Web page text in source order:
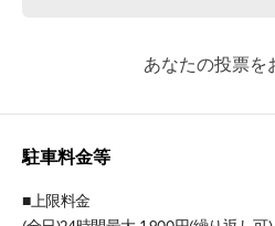
あなたの投票を
駐車料金等
■上限料金